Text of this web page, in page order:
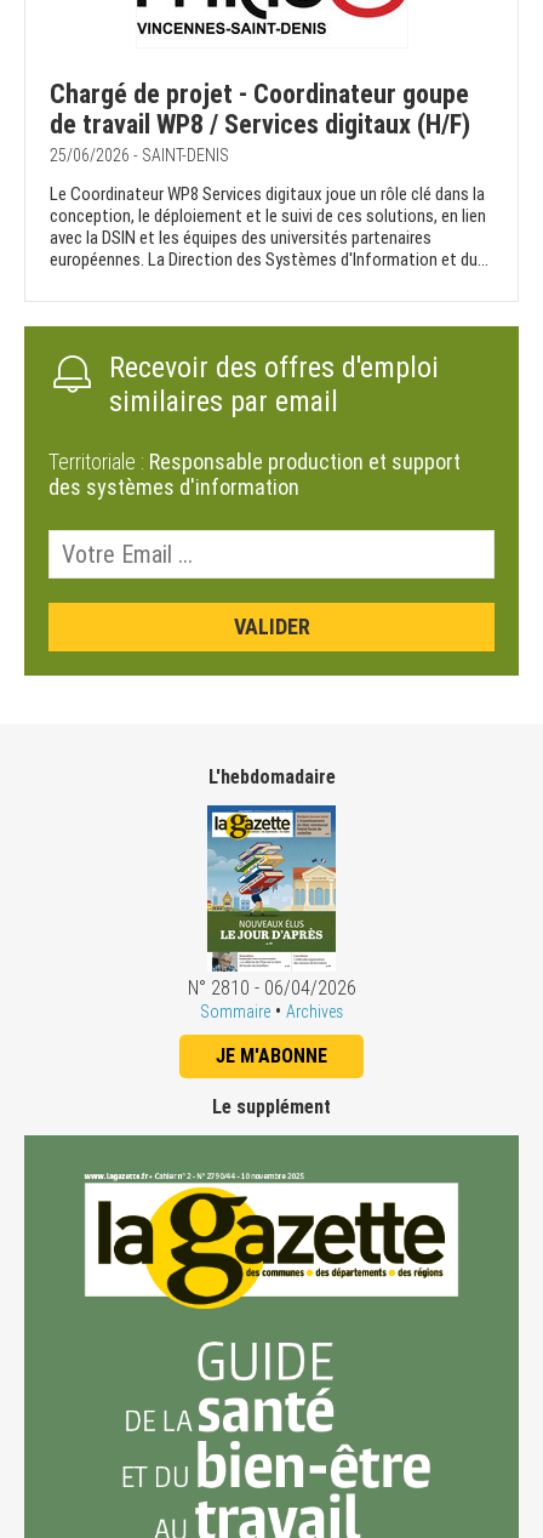
Chargé de projet - Coordinateur goupe
de travail WP8 / Services digitaux (H/F)
25/06/2026 - SAINT-DENIS
Le Coordinateur WP8 Services digitaux joue un rôle clé dans la
conception, le déploiement et le suivi de ces solutions, en lien
avec la DSIN et les équipes des universités partenaires
européennes. La Direction des Systèmes d'Information et du...
Recevoir des offres d'emploi
similaires par email
Territoriale : Responsable production et support
des systèmes d'information
L'hebdomadaire
N° 2810 - 06/04/2026
Sommaire • Archives
JE M'ABONNE
Le supplément